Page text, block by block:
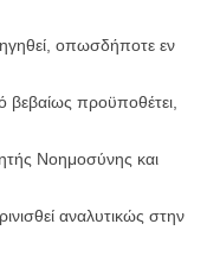
οπωσδήποτε εν
βεβαίως προϋποθέτει,
Νοημοσύνης και
αναλυτικώς στην